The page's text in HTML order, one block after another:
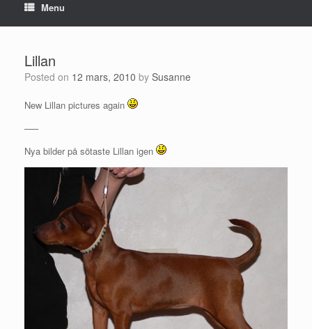
Menu
Lillan
Posted on 12 mars, 2010 by Susanne
New Lillan pictures again
—–
Nya bilder på sötaste Lillan igen